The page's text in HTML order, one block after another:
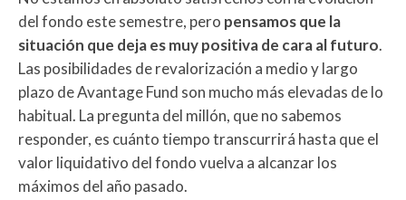
del fondo este semestre, pero pensamos que la
situación que deja es muy positiva de cara al futuro.
Las posibilidades de revalorización a medio y largo
plazo de Avantage Fund son mucho más elevadas de lo
habitual. La pregunta del millón, que no sabemos
responder, es cuánto tiempo transcurrirá hasta que el
valor liquidativo del fondo vuelva a alcanzar los
máximos del año pasado.